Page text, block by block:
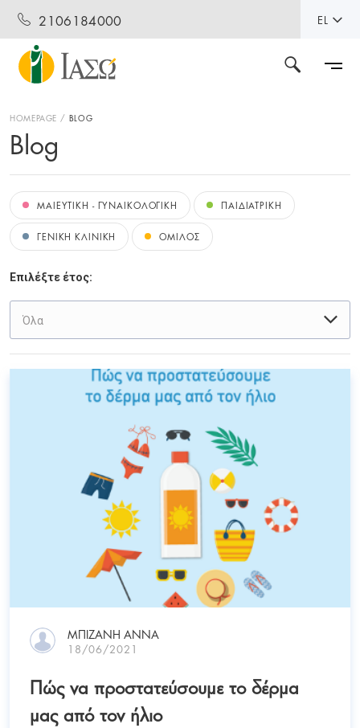
2106184000 EL
HOMEPAGE BLOG
Blog
ΜΑΙΕΥΤΙΚΗ - ΓΥΝΑΙΚΟΛΟΓΙΚΗ ΠΑΙΔΙΑΤΡΙΚΗ
ΓΕΝΙΚΗ ΚΛΙΝΙΚΗ ΟΜΙΛΟΣ
Επιλέξτε έτος:
Όλα
ΜΠΙΖΑΝΗ ΑΝΝΑ
18/06/2021
Πώς να προστατεύσουμε το δέρμα
μας από τον ήλιο